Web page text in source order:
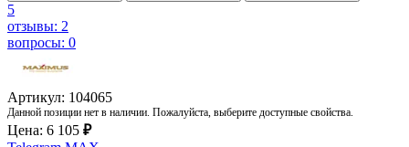
5
отзывы: 2
вопросы: 0
Артикул: 104065
Данной позиции нет в наличии. Пожалуйста, выберите доступные свойства.
Цена: 6 105 ₽